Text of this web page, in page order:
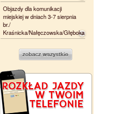
Objazdy dla komunikacji
miejskiej w dniach 3-7 sierpnia
br./
Kraśnicka/Nałęczowska/Głęboka